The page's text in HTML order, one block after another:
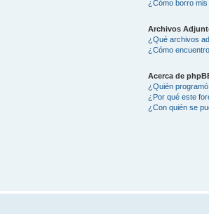
¿Cómo borro
Archivos
¿Qué archivos
¿Cómo
Acerca de
¿Quién
¿Por qué este
¿Con quién se